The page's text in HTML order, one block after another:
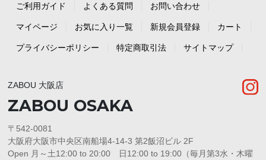
ご利用ガイド よくある質問 お問い合わせ
マイページ お気に入り一覧 新規会員登録 カート
プライバシーポリシー 特定商取引法 サイトマップ
ZABOU 大阪店
ZABOU OSAKA
〒542-0081
大阪府大阪市中央区南船場4-14-3 第2飯沼ビル 2F
Open 月～土12:00 to 20:00 日12:00 to 19:00（毎月第3水・木曜